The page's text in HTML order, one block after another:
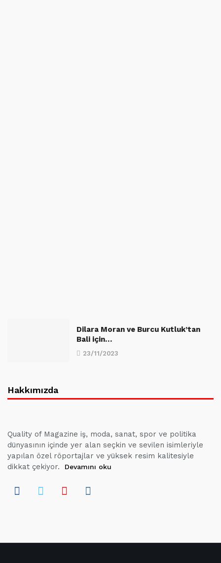
Dilara Moran ve Burcu Kutluk’tan
Bali için…
23/11/2023
Hakkımızda
Quality of Magazine iş, moda, sanat, spor ve politika
dünyasının içinde yer alan seçkin ve sevilen isimleriyle
yapılan özel röportajlar ve yüksek resim kalitesiyle
dikkat çekiyor.
Devamını oku